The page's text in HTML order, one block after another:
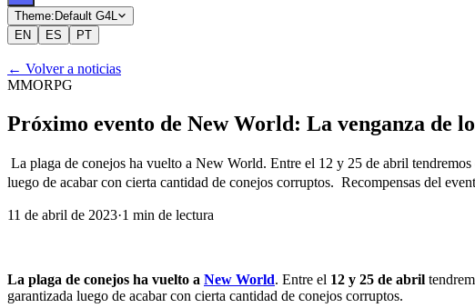
Theme: Default G4L
EN
ES PT
← Volver a noticias
MMORPG
Próximo evento de New World: La venganza de
ㅤ La plaga de conejos ha vuelto a New World. Entre el 12 y 25 de abril
luego de acabar con cierta cantidad de conejos corruptos. ㅤ Recompensas del
11 de abril de 2023·1 min de lectura
La plaga de conejos ha vuelto a New World. Entre el 12 y 25 de abril
garantizada luego de acabar con cierta cantidad de conejos corruptos.